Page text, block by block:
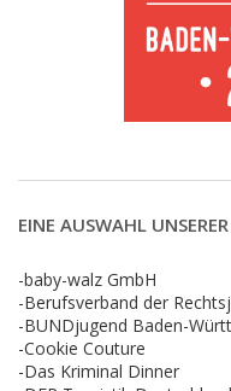
EINE AUSWAHL
-baby-walz GmbH
-Berufsverband der
-BUNDjugend Baden-
-Cookie Couture
-Das Kriminal Dinner